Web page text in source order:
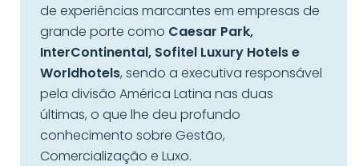
de experiências marcantes em empresas de
grande porte como Caesar Park,
InterContinental, Sofitel Luxury Hotels e
Worldhotels, sendo a executiva responsável
pela divisão América Latina nas duas
últimas, o que lhe deu profundo
conhecimento sobre Gestão,
Comercialização e Luxo.